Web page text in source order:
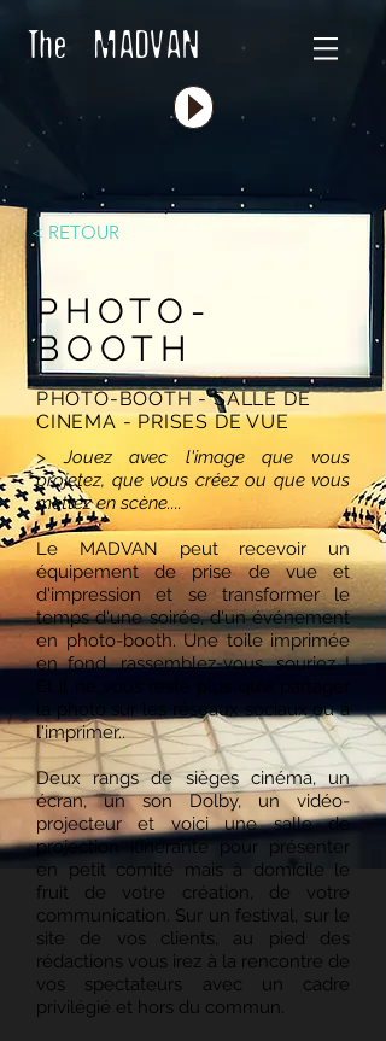
The MADVAN
< RETOUR
PHOTO-
BOOTH
PHOTO-BOOTH - SALLE DE
CINEMA - PRISES DE VUE
> Jouez avec l'image que vous
projetez, que vous créez ou que vous
mettez en scène....
Le MADVAN peut recevoir un
équipement de prise de vue et
d'impression et se transformer le
temps d'une soirée, d'un événement
en photo-booth. Une toile imprimée
en fond, rassemblez-vous, souriez !
la photo sur les réseaux sociaux ou à
l'imprimer..
Deux rangs de sièges cinéma, un
écran, un son Dolby, un vidéo-
projecteur et voici une salle de
projection itinérante pour présenter
en petit comité mais à domicile le
fruit de votre création, de votre
communication. Sur un festival, sur le
site de vos clients, au pied des
rédactions vous irez à la rencontre de
vos spectateurs avec un cadre
privilégié et hors du commun.